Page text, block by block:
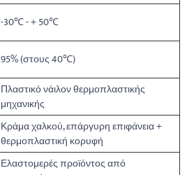
-30℃ - + 50℃
95% (στους 40℃)
Πλαστικό νάιλον θερμοπλαστικής
μηχανικής
Κράμα χαλκού, επάργυρη επιφάνεια +
θερμοπλαστική κορυφή
Ελαστομερές προϊόντος από